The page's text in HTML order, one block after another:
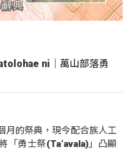
ni｜萬山部落勇
月的祭典，現今配合族人工
「勇士祭(Ta‘avala)」凸顯